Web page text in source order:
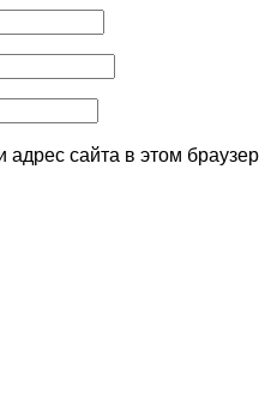
адрес сайта в этом